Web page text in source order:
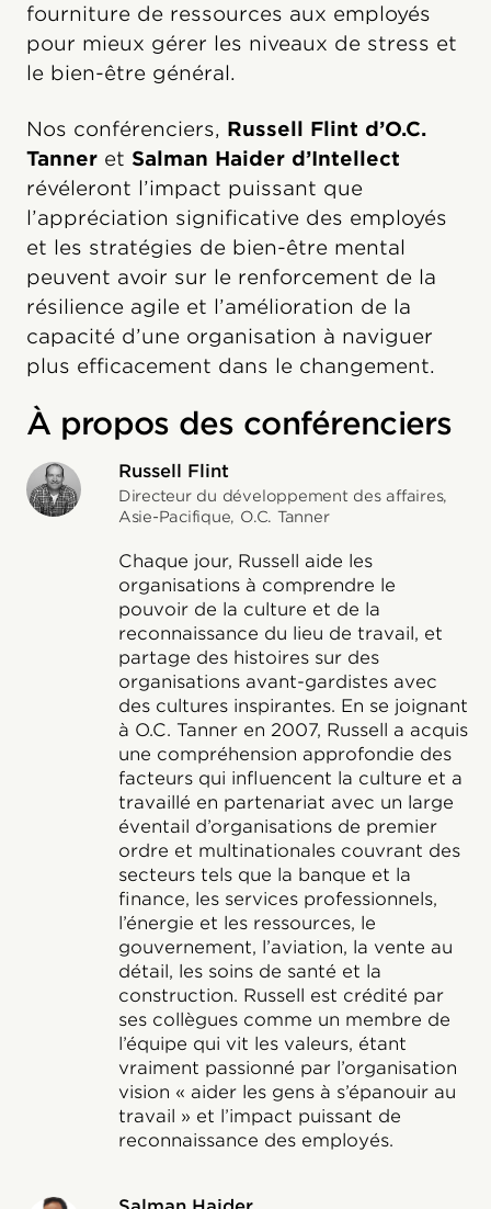
fourniture de ressources aux employés
pour mieux gérer les niveaux de stress et
le bien-être général.
Nos conférenciers, Russell Flint d’O.C.
Tanner et Salman Haider d’Intellect
révéleront l’impact puissant que
l’appréciation significative des employés
et les stratégies de bien-être mental
peuvent avoir sur le renforcement de la
résilience agile et l’amélioration de la
capacité d’une organisation à naviguer
plus efficacement dans le changement.
À propos des conférenciers
Russell Flint
Directeur du développement des affaires,
Asie-Pacifique, O.C. Tanner
Chaque jour, Russell aide les
organisations à comprendre le
pouvoir de la culture et de la
reconnaissance du lieu de travail, et
partage des histoires sur des
organisations avant-gardistes avec
des cultures inspirantes. En se joignant
à O.C. Tanner en 2007, Russell a acquis
une compréhension approfondie des
facteurs qui influencent la culture et a
travaillé en partenariat avec un large
éventail d’organisations de premier
ordre et multinationales couvrant des
secteurs tels que la banque et la
finance, les services professionnels,
l’énergie et les ressources, le
gouvernement, l’aviation, la vente au
détail, les soins de santé et la
construction. Russell est crédité par
ses collègues comme un membre de
l’équipe qui vit les valeurs, étant
vraiment passionné par l’organisation
vision « aider les gens à s’épanouir au
travail » et l’impact puissant de
reconnaissance des employés.